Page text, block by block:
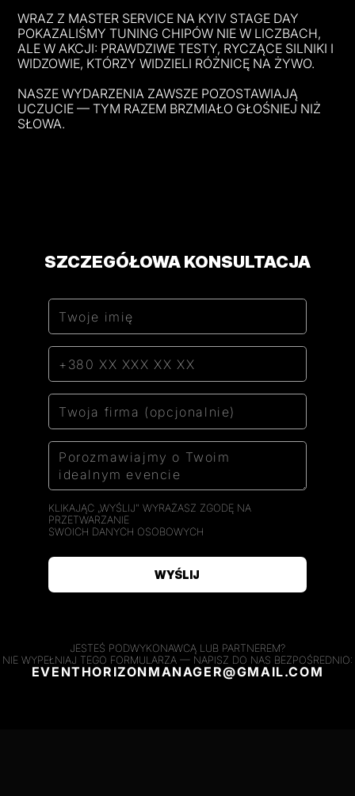
WRAZ Z MASTER SERVICE NA KYIV STAGE DAY
POKAZALIŚMY TUNING CHIPÓW NIE W LICZBACH,
ALE W AKCJI: PRAWDZIWE TESTY, RYCZĄCE SILNIKI I
WIDZOWIE, KTÓRZY WIDZIELI RÓŻNICĘ NA ŻYWO.
NASZE WYDARZENIA ZAWSZE POZOSTAWIAJĄ
UCZUCIE — TYM RAZEM BRZMIAŁO GŁOŚNIEJ NIŻ
SŁOWA.
SZCZEGÓŁOWA KONSULTACJA
KLIKAJĄC „WYŚLIJ" WYRAŻASZ ZGODĘ NA
PRZETWARZANIE
SWOICH DANYCH OSOBOWYCH
JESTEŚ PODWYKONAWCĄ LUB PARTNEREM?
NIE WYPEŁNIAJ TEGO FORMULARZA — NAPISZ DO NAS BEZPOŚREDNIO:
EVENTHORIZONMANAGER@GMAIL.COM